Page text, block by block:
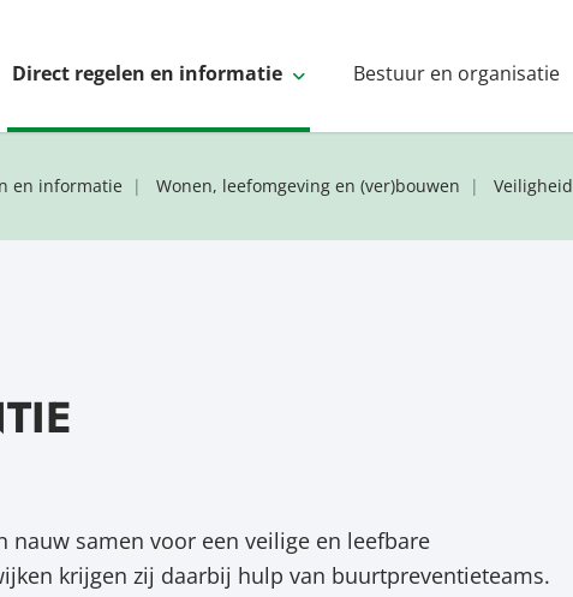
Direct regelen en informatie Bestuur en organisatie
en informatie Wonen, leefomgeving en (ver)bouwen Veiligheid
nauw samen voor een veilige en leefbare
krijgen zij daarbij hulp van buurtpreventieteams.